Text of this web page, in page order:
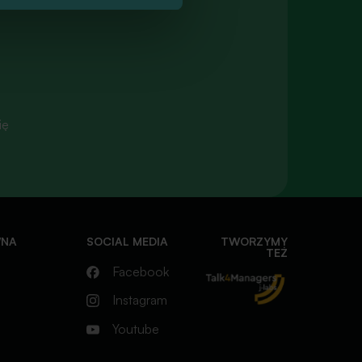
w
SOCIAL MEDIA
Facebook
Instagram
Youtube
TWORZYMY
TEŻ